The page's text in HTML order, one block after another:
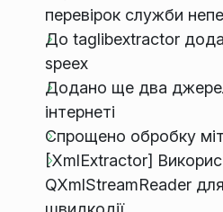
перевірок служби
До taglibextractor
speex
Додано ще два
інтернеті
Спрощено обробку
[XmlExtractor]
QXmlStreamReader